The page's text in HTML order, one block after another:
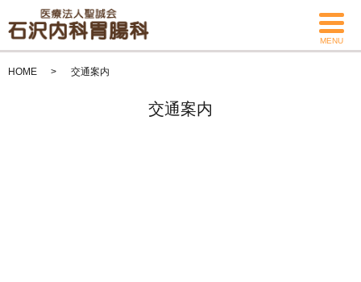
MENU
HOME 交通案内
交通案内